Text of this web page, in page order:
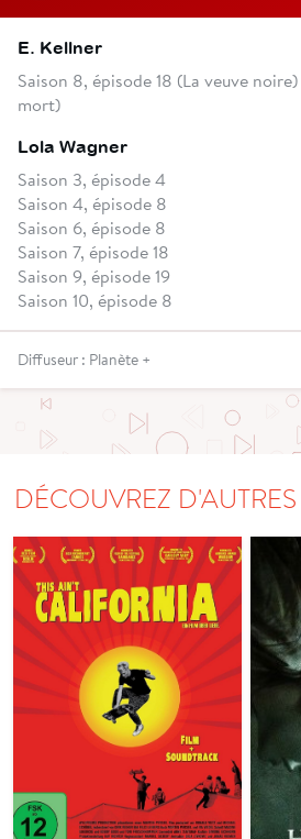
E. Kellner
Saison 8, épisode 18 (La veuve
mort)
Lola Wagner
Saison 3, épisode 4
Saison 4, épisode 8
Saison 6, épisode 8
Saison 7, épisode 18
Saison 9, épisode 19
Saison 10, épisode 8
Diffuseur : Planète +
DÉCOUVREZ